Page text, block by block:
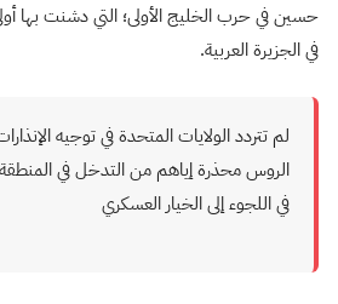
حسين في حرب الخليج الأولى؛ التي دشنت بها
في الجزيرة العربية.
لم تتردد الولايات المتحدة في توجيه
الروس محذرة إياهم من التدخل في
في اللجوء إلى الخيار العسكري